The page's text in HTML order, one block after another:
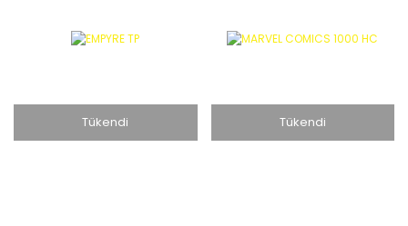
Tükendi Tükendi